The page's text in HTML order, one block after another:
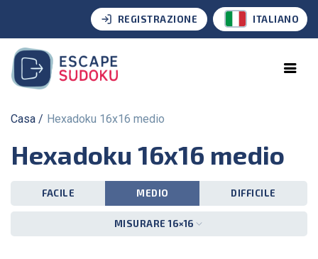
REGISTRAZIONE ITALIANO
Casa Hexadoku 16x16 medio
Hexadoku 16x16 medio
FACILE MEDIO DIFFICILE
MISURARE 16×16